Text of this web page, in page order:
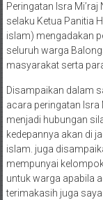
Peringatan Isra
selaku Ketua Panitia
islam) mengadakan
seluruh warga
masyarakat serta
Disampaikan dalam
acara peringatan Isra
menjadi hubungan
kedepannya akan di
islam. juga
mempunyai
untuk warga apabila
terimakasih juga